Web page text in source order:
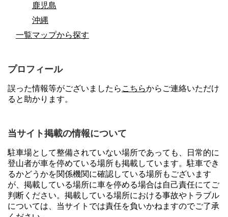
鹿児島
沖縄
一覧マップから探す
プロフィール
誤った情報等がございましたら こちらからご連絡いただけ
ると助かります。
当サイト掲載の情報について
駐車場として整備されていない場所であっても、日常的に
登山者が車を停めている場所も掲載しています。駐車でき
るかどうかを関係機関に確認している場所もございます
が、掲載している場所に車を停める場合は自己責任にてご
判断ください。掲載している場所における事故やトラブル
については、当サイトでは責任を負いかねますのでご了承